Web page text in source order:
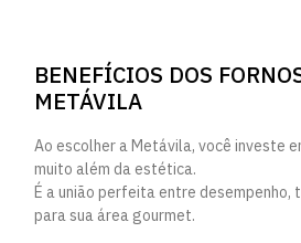
BENEFÍCIOS DOS
METÁVILA
Ao escolher a Metávila, você investe
muito além da estética.
É a união perfeita entre desempenho,
para sua área gourmet.